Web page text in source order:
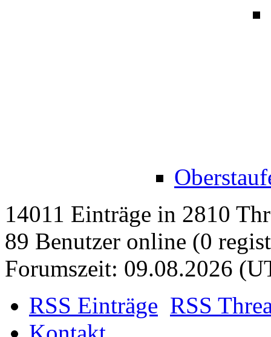
14011 Einträge in 2810
89 Benutzer online (0
Forumszeit: 09.08.2026
RSS Einträge RSS